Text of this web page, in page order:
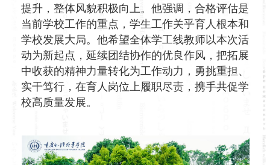
提升，整体风貌积极向上。他强调，合格评估是
当前学校工作的重点，学生工作关乎育人根本和
学校发展大局。他希望全体学工线教师以本次活
动为新起点，延续团结协作的优良作风，把拓展
中收获的精神力量转化为工作动力，勇挑重担、
实干笃行，在育人岗位上履职尽责，携手共促学
校高质量发展。